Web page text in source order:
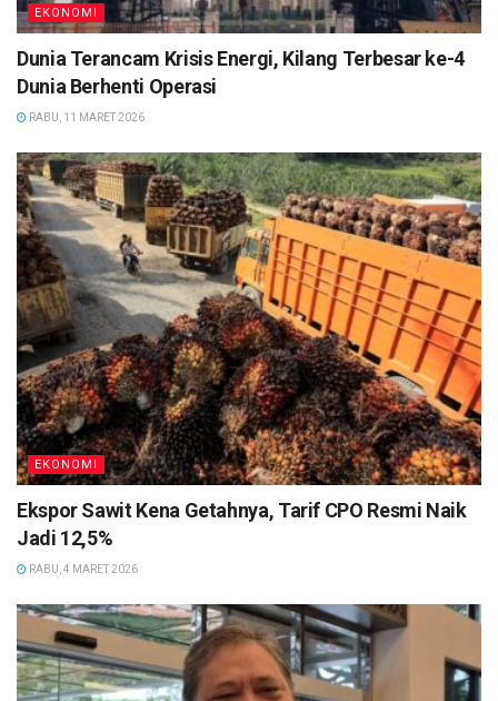
EKONOMI
Dunia Terancam Krisis Energi, Kilang Terbesar ke-4
Dunia Berhenti Operasi
RABU, 11 MARET 2026
EKONOMI
Ekspor Sawit Kena Getahnya, Tarif CPO Resmi Naik
Jadi 12,5%
RABU, 4 MARET 2026